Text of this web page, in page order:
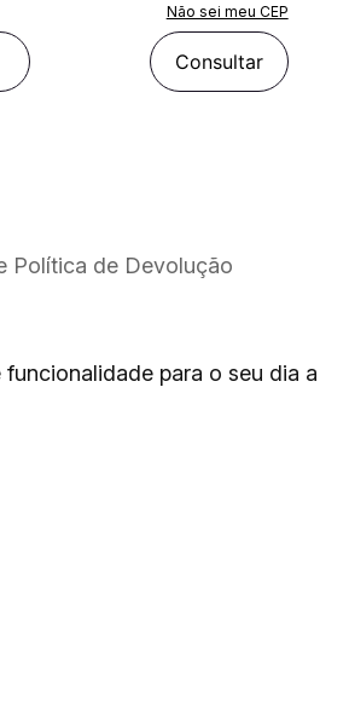
Não sei meu CEP
Consultar
Política de Devolução
para o seu dia a